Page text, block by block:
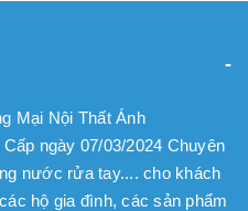
Mại Nội Thất Ánh
ngày 07/03/2024 Chuyên
nước rửa tay.... cho khách
hộ gia đình, các sản phẩm